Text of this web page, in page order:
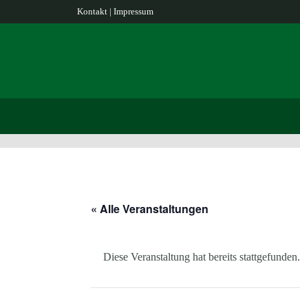
Kontakt | Impressum
« Alle Veranstaltungen
Diese Veranstaltung hat bereits stattgefunden.